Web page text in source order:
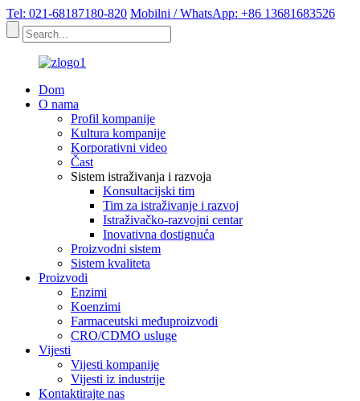
Tel: 021-68187180-820 Mobilni / WhatsApp: +86 13681683526
Dom
O nama
Profil kompanije
Kultura kompanije
Korporativni video
Čast
Sistem istraživanja i razvoja
Konsultacijski tim
Tim za istraživanje i razvoj
Istraživačko-razvojni centar
Inovativna dostignuća
Proizvodni sistem
Sistem kvaliteta
Proizvodi
Enzimi
Koenzimi
Farmaceutski međuproizvodi
CRO/CDMO usluge
Vijesti
Vijesti kompanije
Vijesti iz industrije
Kontaktirajte nas